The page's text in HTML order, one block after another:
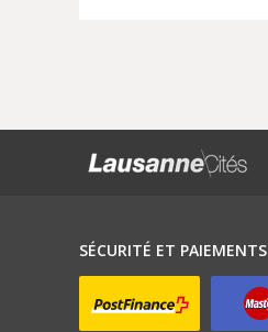
SÉCURITÉ ET PAIEMENTS